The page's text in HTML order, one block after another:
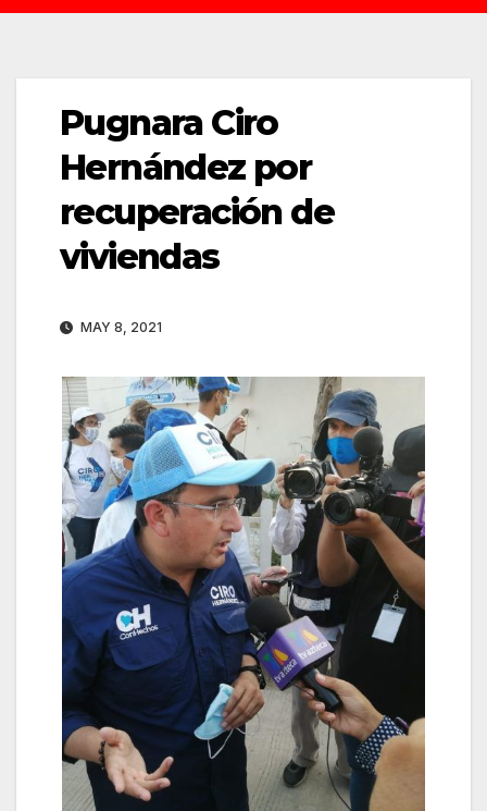
Pugnara Ciro
Hernández por
recuperación de
viviendas
MAY 8, 2021